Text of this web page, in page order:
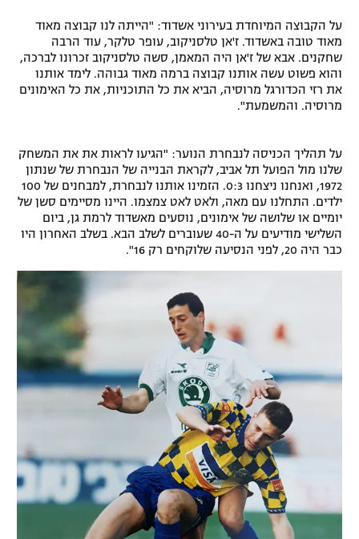
על הקבוצה המיוחדת בעירוני אשדוד: "הייתה לנו קבוצה מאוד
מאוד טובה באשדוד. ז'אן טלסניקוב, עופר טלקר, עוד הרבה
שחקנים. אבא של ז'אן היה המאמן, סשה טלסניקוב זכרונו לברכה,
והוא פשוט עשה אותנו קבוצה ברמה מאוד גבוהה. לימד אותנו
את רזי הכדורגל מרוסיה, הביא את כל התוכניות, את כל האימונים
מרוסיה. והמשמעת".
על תהליך הכניסה לנבחרת הנוער: "הגיעו לראות את את המשחק
שלנו מול הפועל תל אביב, לקראת הבנייה של הנבחרת של שנתון
1972, ואנחנו ניצחנו 0:3. הזמינו אותנו לנבחרת, למבחנים של 100
ילדים. התחלנו עם מאה, ולאט לאט צמצמו. היינו מסיימים סשן של
יומיים או שלושה של אימונים, נוסעים מאשדוד לרמת גן, ביום
השלישי מודיעים על ה-40 שעוברים לשלב הבא. בשלב האחרון היו
כבר היה 20, לפני הנסיעה שלוקחים רק 16".